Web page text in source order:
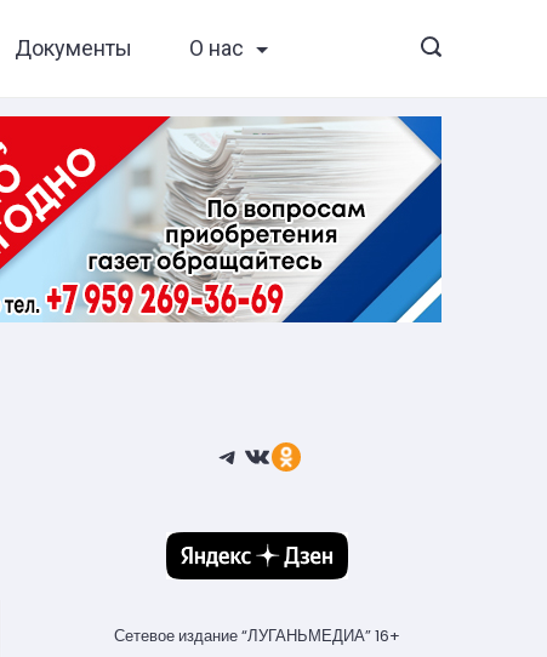
Документы О нас
Telegram
ВКонтакте
Ссылка
Сетевое издание “ЛУГАНЬМЕДИА” 16+